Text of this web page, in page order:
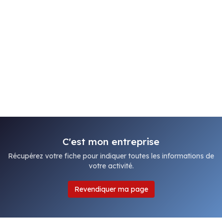
C'est mon entreprise
Récupérez votre fiche pour indiquer toutes les informations de
votre activité.
Revendiquer ma page